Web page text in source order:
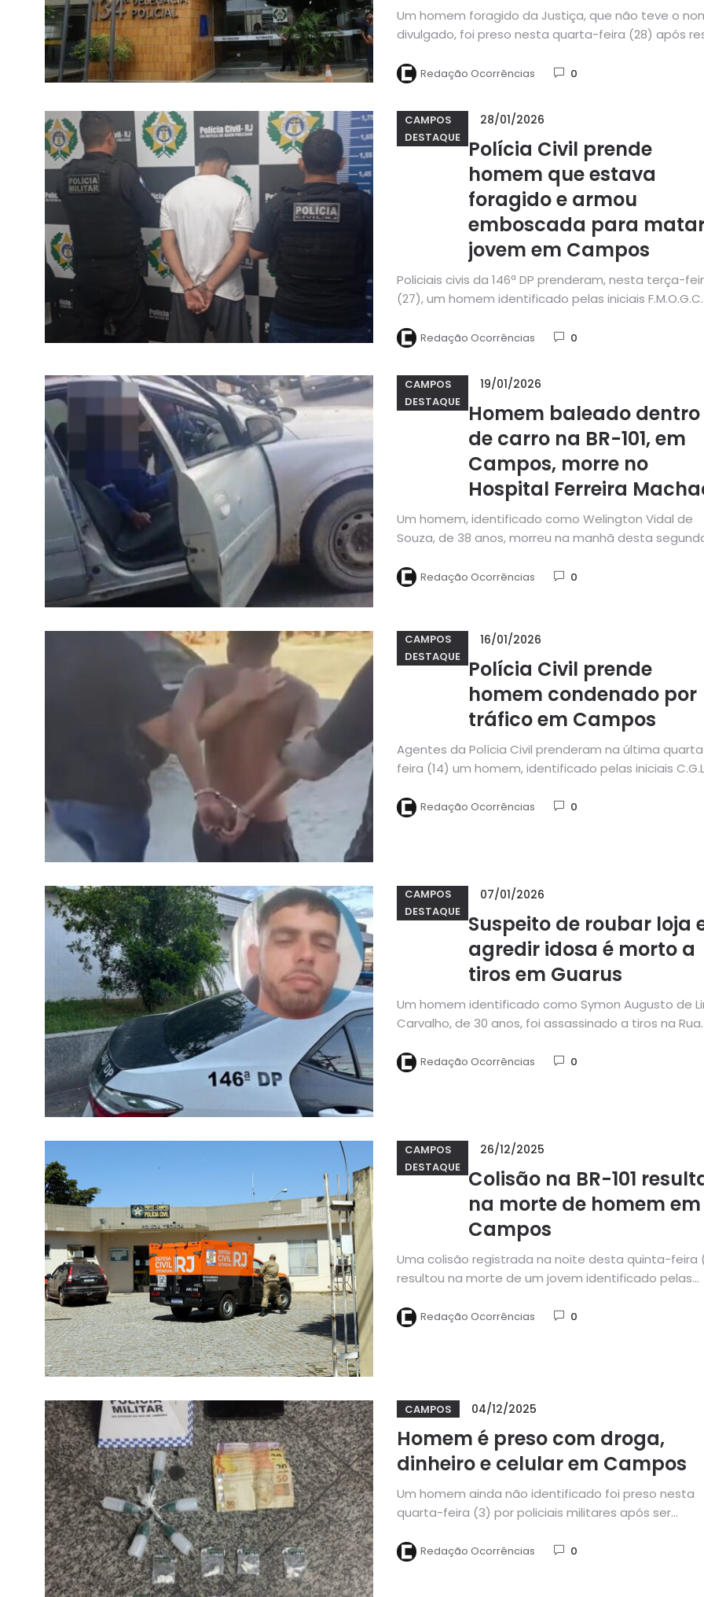
Um homem foragido da Justiça, que não teve o
divulgado, foi preso nesta quarta-feira (28) após
Redação Ocorrências 0
CAMPOS
DESTAQUE
28/01/2026
Polícia Civil prende
homem que estava
foragido e armou
emboscada para
jovem em Campos
Policiais civis da 146ª DP prenderam, nesta terça-
(27), um homem identificado pelas iniciais F.M.O.G.C.
Redação Ocorrências 0
CAMPOS
DESTAQUE
19/01/2026
Homem baleado dentro
de carro na BR-101, em
Campos, morre no
Hospital Ferreira
Um homem, identificado como Welington Vidal de
Souza, de 38 anos, morreu na manhã desta
Redação Ocorrências 0
CAMPOS
DESTAQUE
16/01/2026
Polícia Civil prende
homem condenado por
tráfico em Campos
Agentes da Polícia Civil prenderam na última
feira (14) um homem, identificado pelas iniciais
Redação Ocorrências 0
CAMPOS
DESTAQUE
07/01/2026
Suspeito de roubar loja
agredir idosa é morto a
tiros em Guarus
Um homem identificado como Symon Augusto de
Carvalho, de 30 anos, foi assassinado a tiros na Rua
Redação Ocorrências 0
CAMPOS
DESTAQUE
26/12/2025
Colisão na BR-101
na morte de homem em
Campos
Uma colisão registrada na noite desta quinta-feira
resultou na morte de um jovem identificado pelas
Redação Ocorrências 0
CAMPOS 04/12/2025
Homem é preso com droga,
dinheiro e celular em Campos
Um homem ainda não identificado foi preso nesta
quarta-feira (3) por policiais militares após ser
Redação Ocorrências 0